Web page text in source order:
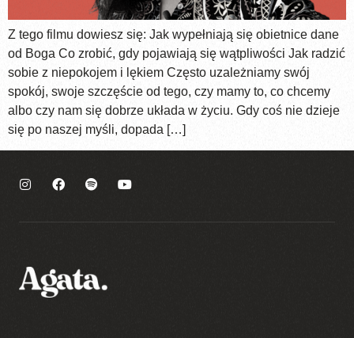
Z tego filmu dowiesz się: Jak wypełniają się obietnice dane
od Boga Co zrobić, gdy pojawiają się wątpliwości Jak radzić
sobie z niepokojem i lękiem Często uzależniamy swój
spokój, swoje szczęście od tego, czy mamy to, co chcemy
albo czy nam się dobrze układa w życiu. Gdy coś nie dzieje
się po naszej myśli, dopada […]